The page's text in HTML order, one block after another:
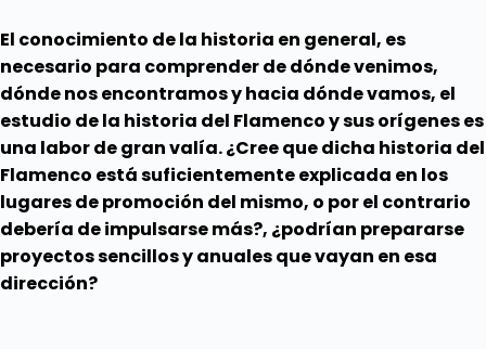
El conocimiento de la historia en general, es
necesario para comprender de dónde venimos,
dónde nos encontramos y hacia dónde vamos, el
estudio de la historia del Flamenco y sus orígenes es
una labor de gran valía. ¿Cree que dicha historia del
Flamenco está suficientemente explicada en los
lugares de promoción del mismo, o por el contrario
debería de impulsarse más?, ¿podrían prepararse
proyectos sencillos y anuales que vayan en esa
dirección?